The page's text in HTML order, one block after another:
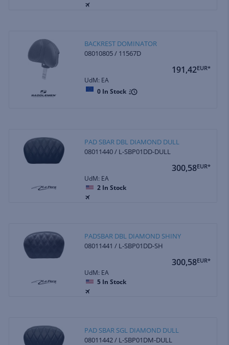
BACKREST DOMINATOR
08010805 / 11567D
191,42EUR*
UdM: EA
0 In Stock
PAD SBAR DBL DIAMOND DULL
08011440 / L-SBP01DD-DULL
300,58EUR*
UdM: EA
2 In Stock
PADSBAR DBL DIAMOND SHINY
08011441 / L-SBP01DD-SH
300,58EUR*
UdM: EA
5 In Stock
PAD SBAR SGL DIAMOND DULL
08011442 / L-SBP01DM-DULL